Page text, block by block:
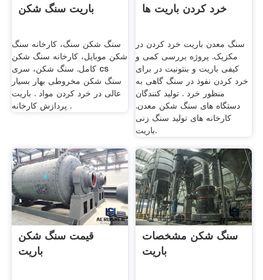
باریت سنگ شکن
سنگ شکن سنگ، کارخانه سنگ
شکن موبایل، کارخانه سنگ شکن
کامل. سنگ شکن، سری cs
سنگ شکن مخروطی بهار بسیار
عالی در خرد کردن مواد . باریت
پردازش کارخانه .
خرد کردن باریت ها
سنگ معدن باریت خرد کردن در
مکزیک. پروژه بررسی کمی و
کیفی باریت و بنتونیت در برای
خرد کردن نفوذ در سنگ گاهی به
منظور خرد . تولید کنندگان
دستگاه های سنگ شکن معدن.
کارخانه های تولید سنگ زنی
باریت.
قیمت سنگ شکن
باریت
سنگ شکن مشخصات
باریت